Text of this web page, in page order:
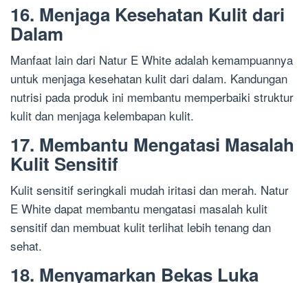
16. Menjaga Kesehatan Kulit dari
Dalam
Manfaat lain dari Natur E White adalah kemampuannya
untuk menjaga kesehatan kulit dari dalam. Kandungan
nutrisi pada produk ini membantu memperbaiki struktur
kulit dan menjaga kelembapan kulit.
17. Membantu Mengatasi Masalah
Kulit Sensitif
Kulit sensitif seringkali mudah iritasi dan merah. Natur
E White dapat membantu mengatasi masalah kulit
sensitif dan membuat kulit terlihat lebih tenang dan
sehat.
18. Menyamarkan Bekas Luka